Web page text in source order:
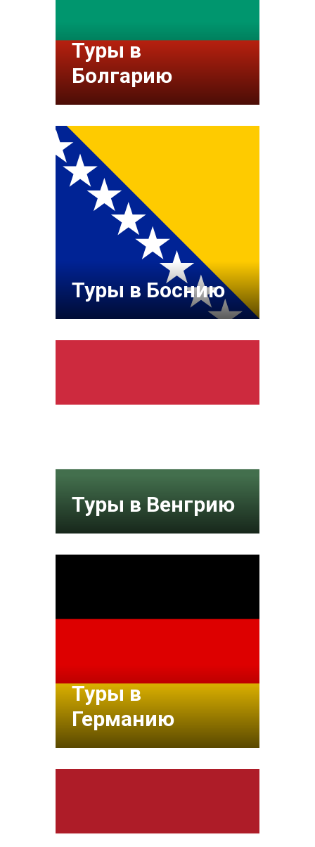
Туры в
Болгарию
Туры в Боснию
Туры в Венгрию
Туры в
Германию